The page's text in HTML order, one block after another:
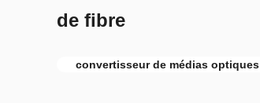
de fibre
convertisseur de médias optiques